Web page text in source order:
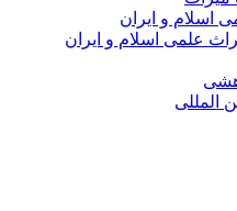
اسلام و ایران
علمی اسلام و ایران
المللی